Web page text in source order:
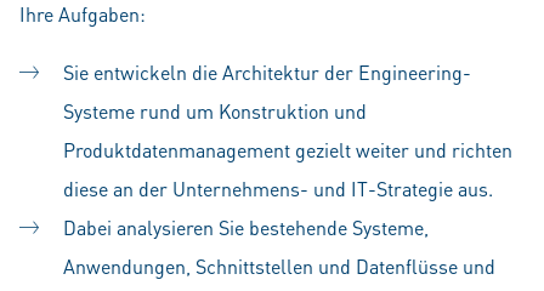
Ihre Aufgaben:
Sie entwickeln die Architektur der Engineering-
Systeme rund um Konstruktion und
Produktdatenmanagement gezielt weiter und richten
diese an der Unternehmens- und IT-Strategie aus.
Dabei analysieren Sie bestehende Systeme,
Anwendungen, Schnittstellen und Datenflüsse und